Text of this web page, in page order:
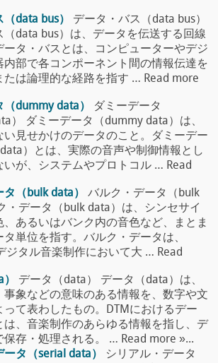
data bus）
データ・バス（data bus）
（data bus）は、データを伝送する回線
ータ・バスとは、コンピューターやデジ
内部で各コンポーネント間の情報伝達を
たは論理的な経路を指す … Read more
dummy data）
ダミーデータ
） ダミーデータ（dummy data）は、
い見せかけのデータのこと。ダミーデー
）とは、実際の音声や制御情報とし
いが、システムやプロトコル … Read
（bulk data）
バルク・データ（bulk
・データ（bulk data）は、シンセサイ
、あるいはバンク内の音色など、まとま
タ単位を指す。バルク・データは、
ジタル音楽制作において大 … Read
データ（data） データ（data）は、
事象などの意味のある情報を、数字や文
って表わしたもの。DTMにおけるデー
は、音楽制作のあらゆる情報を指し、デ
保存・処理される。 … Read more »...
タ（serial data）
シリアル・データ